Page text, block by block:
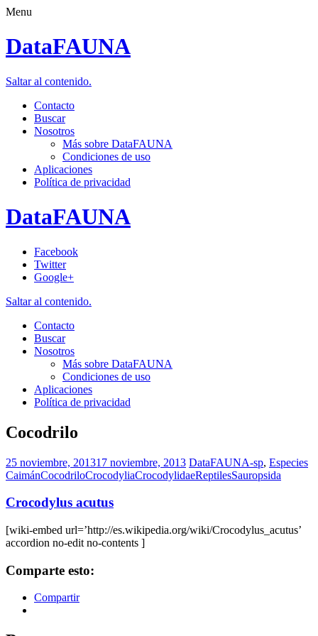
Menu
DataFAUNA
Saltar al contenido.
Contacto
Buscar
Nosotros
Más sobre DataFAUNA
Condiciones de uso
Aplicaciones
Política de privacidad
DataFAUNA
Facebook
Twitter
Google+
Saltar al contenido.
Contacto
Buscar
Nosotros
Más sobre DataFAUNA
Condiciones de uso
Aplicaciones
Política de privacidad
Cocodrilo
25 noviembre, 201317 noviembre, 2013 DataFAUNA-sp, Especies
CaimánCocodriloCrocodyliaCrocodylidaeReptilesSauropsida
Crocodylus acutus
[wiki-embed url=’http://es.wikipedia.org/wiki/Crocodylus_acutus’
accordion no-edit no-contents ]
Comparte esto:
Compartir